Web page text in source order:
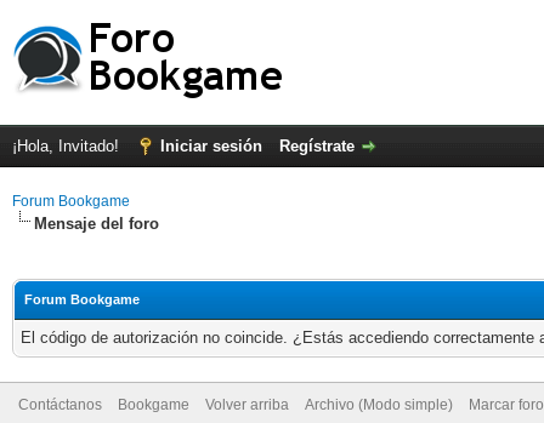
¡Hola, Invitado! Iniciar sesión Regístrate
Forum Bookgame
Mensaje del foro
Forum Bookgame
El código de autorización no coincide. ¿Estás accediendo
Contáctanos Bookgame Volver arriba Archivo (Modo simple) Marcar